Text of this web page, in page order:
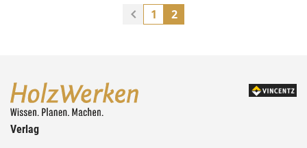
1 2
Verlag